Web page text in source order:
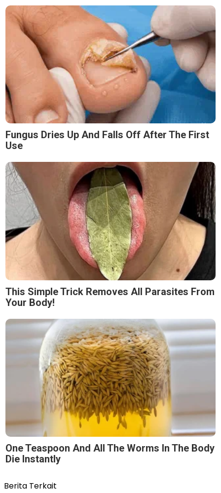
Fungus Dries Up And Falls Off After The First
Use
This Simple Trick Removes All Parasites From
Your Body!
One Teaspoon And All The Worms In The Body
Die Instantly
Berita Terkait